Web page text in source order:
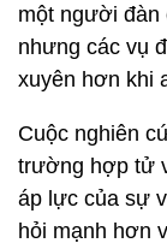
một người đàn
nhưng các vụ
xuyên hơn khi
Cuộc nghiên
trường hợp tử
áp lực của sự
hỏi mạnh hơn